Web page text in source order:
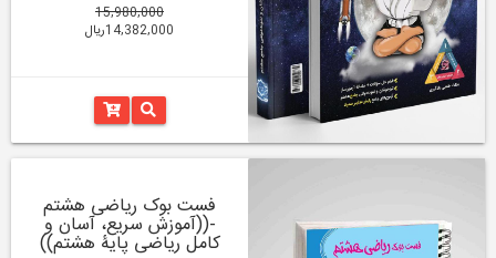
15,980,000
14,382,000ریال
فست بوک ریاضی هشتم
-((آموزش سریع، آسان و
کامل ریاضی پایۀ هشتم))